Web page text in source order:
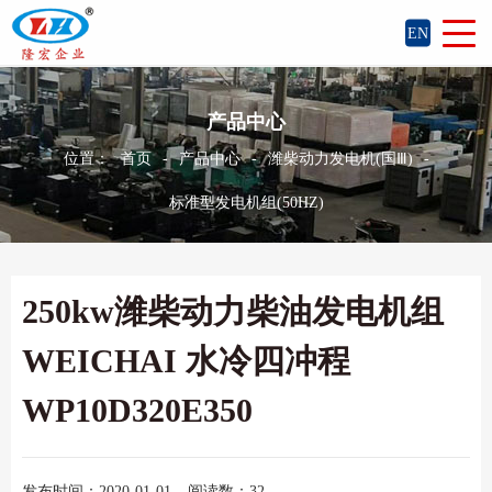
EN
产品中心
位置： 首页 - 产品中心 - 潍柴动力发电机(国Ⅲ) -
标准型发电机组(50HZ)
250kw潍柴动力柴油发电机组
WEICHAI 水冷四冲程
WP10D320E350